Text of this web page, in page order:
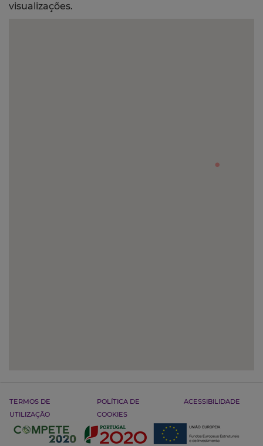
visualizações.
TERMOS DE
UTILIZAÇÃO
POLÍTICA DE
COOKIES
ACESSIBILIDADE